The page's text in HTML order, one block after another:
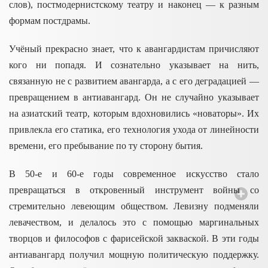
слов), постмодернистскому театру и наконец –– к разным
формам постдрамы.
Учёный прекрасно знает, что к авангардистам причисляют
кого ни попадя. И сознательно указывает на нить,
связанную не с развитием авангарда, а с его деградацией ––
превращением в антиавангард. Он не случайно указывает
на азиатский театр, которым вдохновились «новаторы». Их
привлекла его статика, его технология ухода от линейности
времени, его пребывание по ту сторону бытия.
В 50-е и 60-е годы современное искусство стало
превращаться в откровенный инструмент войны со
стремительно левеющим обществом. Левизну подменяли
левачеством, и делалось это с помощью маргинальных
творцов и философов с фарисейской закваской. В эти годы
антиавангард получил мощную политическую поддержку.